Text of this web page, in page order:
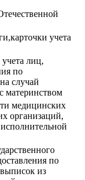
учета
лиц,
по
случай
материнством
медицинских
организаций,
по
из